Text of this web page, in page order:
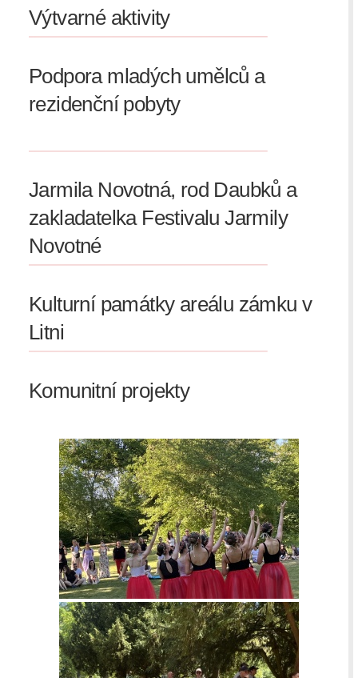
Výtvarné aktivity
Podpora mladých umělců a
rezidenční pobyty
Jarmila Novotná, rod Daubků a
zakladatelka Festivalu Jarmily
Novotné
Kulturní památky areálu zámku v
Litni
Komunitní projekty